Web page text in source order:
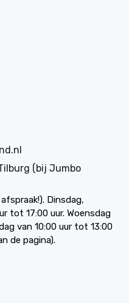
(bij Jumbo
Dinsdag,
tot 17:00 uur. Woensdag
van 10:00 uur tot 13:00
de pagina).